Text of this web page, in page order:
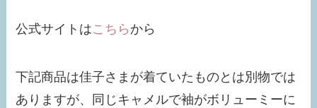
公式サイトはこちら から
下記商品は佳子さまが着ていたものとは別物では
ありますが、同じキャメルで袖がボリューミーに